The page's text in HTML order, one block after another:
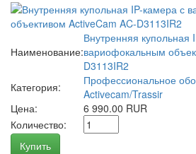
Наименование:
Внутренняя купольная
вариофокальным
D3113IR2
Категория:
Профессиональное
Activecam/Trassir
Цена:
6 990.00 RUR
Количество:
Купить